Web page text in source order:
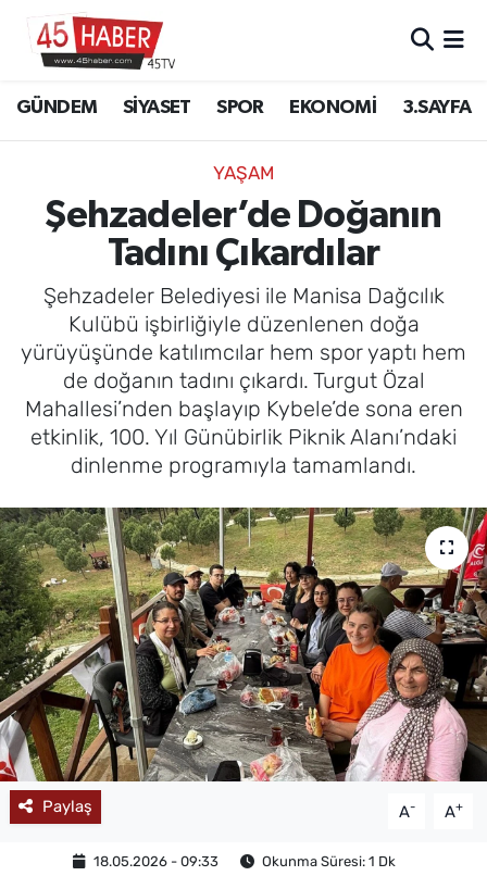
GÜNDEM SİYASET SPOR EKONOMİ 3.SAYFA
YAŞAM
Şehzadeler’de Doğanın
Tadını Çıkardılar
Şehzadeler Belediyesi ile Manisa Dağcılık
Kulübü işbirliğiyle düzenlenen doğa
yürüyüşünde katılımcılar hem spor yaptı hem
de doğanın tadını çıkardı. Turgut Özal
Mahallesi’nden başlayıp Kybele’de sona eren
etkinlik, 100. Yıl Günübirlik Piknik Alanı’ndaki
dinlenme programıyla tamamlandı.
Paylaş A- A+
18.05.2026 - 09:33 Okunma Süresi: 1 Dk
SİYASET
EKONOMİ
3.SAYFA
EĞİTİM
SAĞLIK
YAŞAM
MAGAZİN
Manisa Hava Durumu
Manisa Trafik Yoğunluk Haritası
Süper Lig Puan Durumu ve Fikstür
Tüm Manşetler
Son Dakika Haberleri
Haber Arşivi